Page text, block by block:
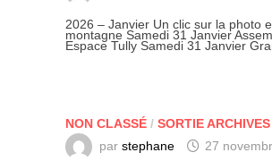
2026 – Janvier Un clic sur la photo
montagne Samedi 31 Janvier
Espace Tully Samedi 31 Janvier
NON CLASSÉ/ SORTIE
par stephane 27